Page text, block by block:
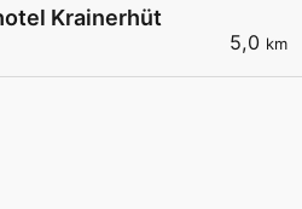
5,0 km
Krainerhütte